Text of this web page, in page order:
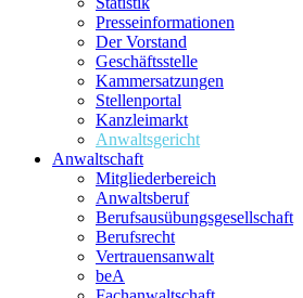
Presseinformationen
Der Vorstand
Geschäftsstelle
Kammersatzungen
Stellenportal
Kanzleimarkt
Anwaltsgericht
Anwaltschaft
Mitgliederbereich
Anwaltsberuf
Berufsausübungs­gesellschaft
Berufsrecht
Vertrauensanwalt
beA